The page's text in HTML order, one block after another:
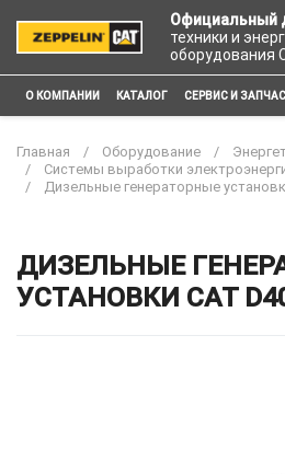
Официальный
техники и
оборудования
О КОМПАНИИ КАТАЛОГ СЕРВИС И
Главная Оборудование
Системы выработки
Дизельные генераторные
ДИЗЕЛЬНЫЕ
УСТАНОВКИ CAT